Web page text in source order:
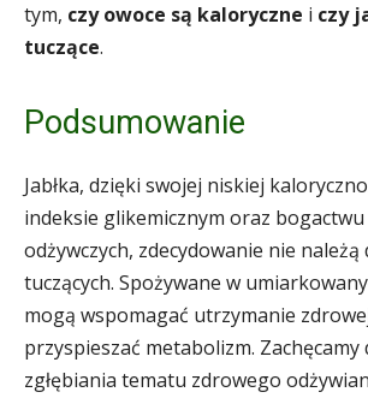
tym, czy owoce są kaloryczne i czy
tuczące.
Podsumowanie
Jabłka, dzięki swojej niskiej
indeksie glikemicznym oraz
odżywczych, zdecydowanie nie
tuczących. Spożywane w
mogą wspomagać utrzymanie
przyspieszać metabolizm. Zachęcamy
zgłębiania tematu zdrowego